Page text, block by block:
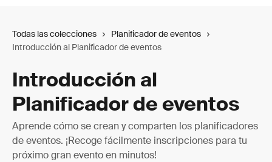
Todas las colecciones
Planificador de eventos
Introducción al Planificador de eventos
Introducción al
Planificador de eventos
Aprende cómo se crean y comparten los planificadores
de eventos. ¡Recoge fácilmente inscripciones para tu
próximo gran evento en minutos!